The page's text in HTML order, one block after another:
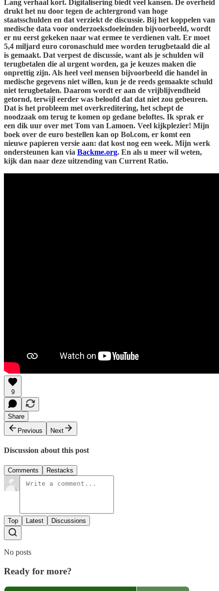
Lang verhaal kort. Digitalisering biedt veel kansen. De overheid
drukt het nu door tegen de achtergrond van hoge
staatsschulden en dat verziekt de discussie. Bij het koppelen van
medische data voor onderzoeksdoeleinden bijvoorbeeld, wordt
er nu eerst gekeken naar wat ermee te verdienen valt. Er moet
5,4 miljard euro coronaschuld mee worden terugbetaald die al
is gemaakt. Dat verpest de discussie, want als je schulden wil
terugbetalen die al urgent worden, ga je keuzes maken die
onprettig zijn. Als heel veel mensen bijvoorbeeld die handel in
medische gegevens niet willen, kun je de reeds gemaakte schuld
niet terugbetalen. Daarom wordt er aan de vrijblijvendheid
getornd, terwijl eerder was beloofd dat dat niet zou gebeuren.
Dat is het probleem met overkreditering, het schept de
noodzaak om terug te komen op gedane beloftes. Ik sprak er
een dik uur over met Tom van Lamoen. Veel kijkplezier! Mijn
boek over de euro bestellen kan op Bol.com, er komt een
nieuwe papieren versie aan: dat kost nog een week. Mijn werk
ondersteunen kan via Backme.org. En als u meer wil weten,
kijk dan naar deze uitzending van Current Ratio.
9
Share
Previous
Next
Discussion about this post
Comments Restacks
Top Latest Discussions
No posts
Ready for more?